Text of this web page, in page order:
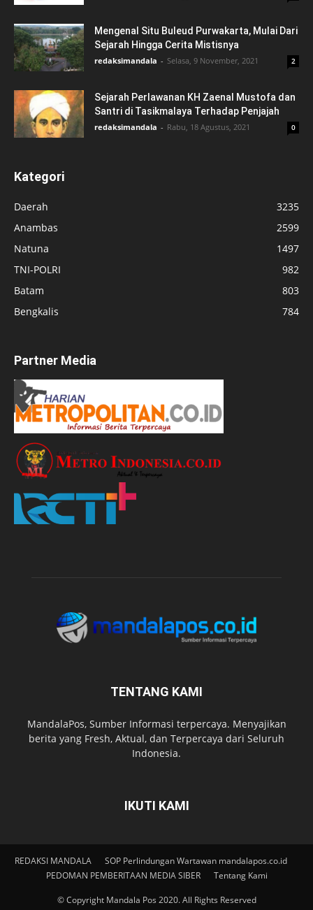
Mengenal Situ Buleud Purwakarta, Mulai Dari
Sejarah Hingga Cerita Mistisnya
redaksimandala - Selasa, 9 November, 2021 2
Sejarah Perlawanan KH Zaenal Mustofa dan
Santri di Tasikmalaya Terhadap Penjajah
redaksimandala - Rabu, 18 Agustus, 2021 0
Kategori
Daerah
3235
Anambas
2599
Natuna
1497
TNI-POLRI
982
Batam
803
Bengkalis
784
Partner Media
TENTANG KAMI
MandalaPos, Sumber Informasi terpercaya. Menyajikan
berita yang Fresh, Aktual, dan Terpercaya dari Seluruh
Indonesia.
IKUTI KAMI
REDAKSI MANDALA
SOP Perlindungan Wartawan mandalapos.co.id
PEDOMAN PEMBERITAAN MEDIA SIBER
Tentang Kami
© Copyright Mandala Pos 2020. All Rights Reserved